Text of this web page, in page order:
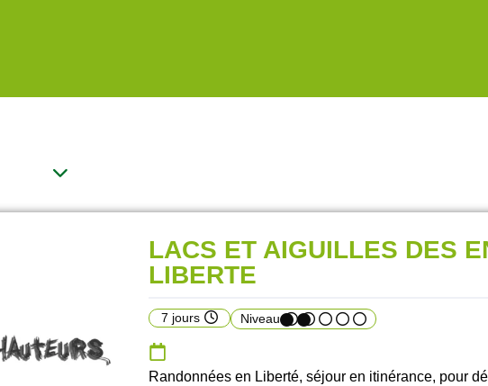
LACS ET AIGUILLES DES
LIBERTE
7 jours Niveau
Randonnées en Liberté, séjour en itinérance, pour